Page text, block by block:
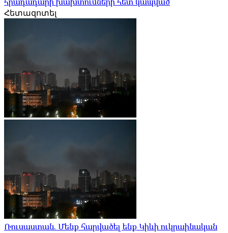
Հետազոտել
Ռուսաստան. Մենք հարվածել ենք Կիևի ուկրաինական